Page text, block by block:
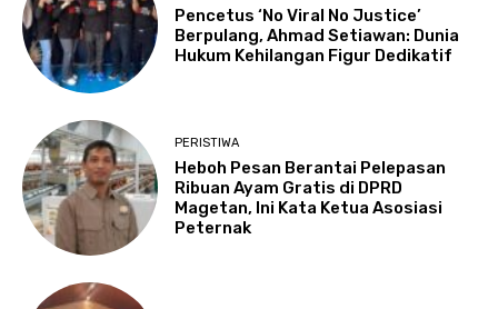
Pencetus ‘No Viral No Justice’
Berpulang, Ahmad Setiawan: Dunia
Hukum Kehilangan Figur Dedikatif
PERISTIWA
Heboh Pesan Berantai Pelepasan
Ribuan Ayam Gratis di DPRD
Magetan, Ini Kata Ketua Asosiasi
Peternak